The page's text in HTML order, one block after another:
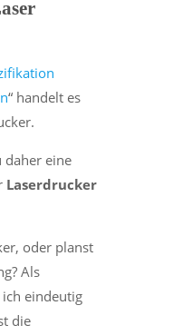
“ handelt es
daher eine
Laserdrucker
oder planst
Als
eindeutig
die